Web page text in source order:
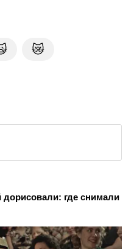
😿
дорисовали: где снимали